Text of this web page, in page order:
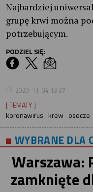
Najbardziej
grupę krwi można
potrzebującym.
PODZIEL SIĘ:
2020-11-04 13:37
[ TEMATY ]
koronawirus krew osocze
WYBRANE DLA
Warszawa:
zamknięte